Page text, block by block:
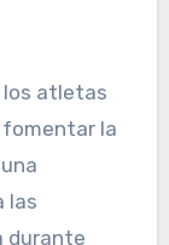
los atletas
fomentar la
las
durante